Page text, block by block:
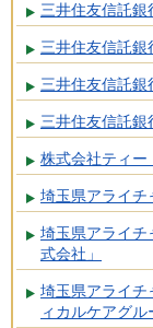
三井住友信託銀
三井住友信託銀
三井住友信託銀
三井住友信託銀
株式会社ティー
埼玉県アライチ
埼玉県アライチ
式会社」
埼玉県アライチ
ィカルケアグル